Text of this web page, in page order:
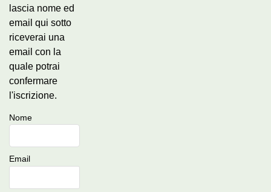
lascia nome ed
email qui sotto
riceverai una
email con la
quale potrai
confermare
l'iscrizione.
Nome
Email